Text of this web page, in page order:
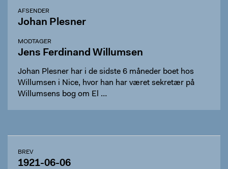
AFSENDER
Johan Plesner
MODTAGER
Jens Ferdinand Willumsen
Johan Plesner har i de sidste 6 måneder boet hos
Willumsen i Nice, hvor han har været sekretær på
Willumsens bog om El …
BREV
1921-06-06